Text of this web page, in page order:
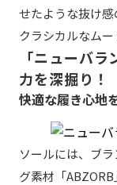
せたような抜け感
クラシカルなムー
「ニューバ
力を深掘り！
快適な履き心地
ソールには、ブ
グ素材「